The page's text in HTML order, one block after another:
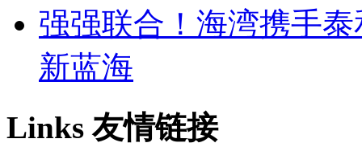
强强联合！海湾携手
新蓝海
Links友情链接